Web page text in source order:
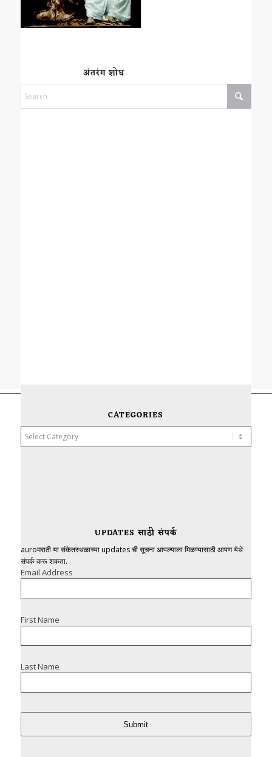
अंतरंग शोध
CATEGORIES
Categories
UPDATES साठी संपर्क
auroमराठी या संकेतस्थळाच्या updates ची सूचना आपल्याला मिळण्यासाठी आपण येथे
संपर्क करू शकता.
Email Address
First Name
Last Name
Submit